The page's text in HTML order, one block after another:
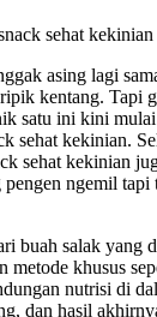
asing lagi
kentang. Tapi
satu ini kini
sehat kekinian.
sehat kekinian
ngemil tapi
buah salak yang
metode khusus
nutrisi di
dan hasil